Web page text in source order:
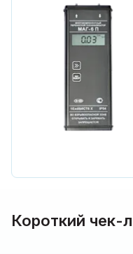
Короткий чек-